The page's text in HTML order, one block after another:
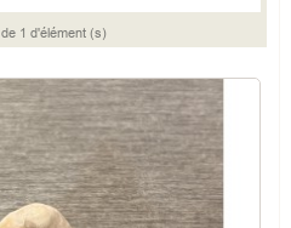
1 d'élément (s)